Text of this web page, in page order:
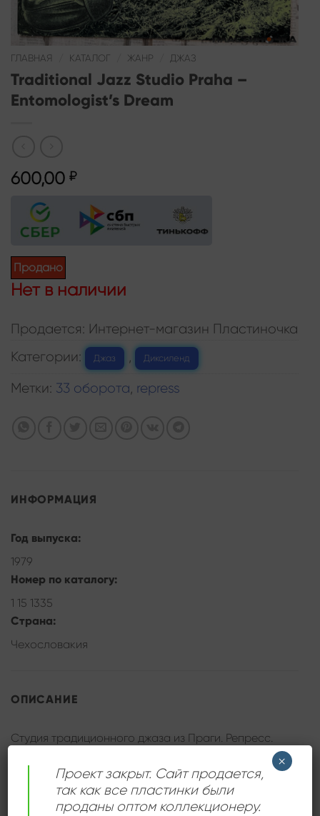
ГЛАВНАЯ КАТАЛОГ ЖАНР ДЖАЗ
Traditional Jazz Studio Praha –
Entomologist’s Dream
600,00 ₽
Продано
Нет в наличии
Продается: Интернет-магазин Пластиночка
Категории:
Джаз , Диксиленд
Метки: 33 оборота, repress
ИНФОРМАЦИЯ
Год выпуска:
1979
Номер по каталогу:
1 15 1335
Страна:
Чехословакия
ОПИСАНИЕ
Студия традиционного джаза из Праги. Репресс.
ДЕТАЛИ
Проект закрыт. Сайт продается,
так как все пластинки были
проданы оптом коллекционеру.
×